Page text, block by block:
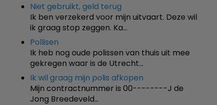
Niet gebruikt, geld terug
Ik ben verzekerd voor mijn uitvaart. Deze wil
ik graag stop zeggen. Ka…
Pollisen
Ik heb nog oude polissen van thuis uit mee
gekregen waar is de Utrecht…
Ik wil graag mijn polis afkopen
Mijn contractnummer is 00--------J de
Jong Breedeveld…